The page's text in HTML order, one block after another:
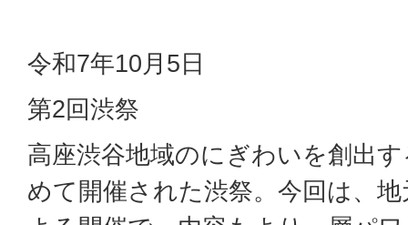
令和7年10月5日
第2回渋祭
高座渋谷地域のにぎわいを創出
めて開催された渋祭。今回は、